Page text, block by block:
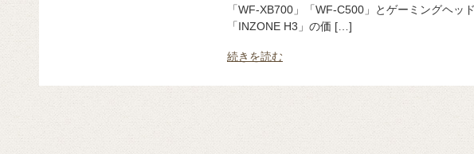
「WF-XB700」「WF-C500」とゲーミングヘッ
「INZONE H3」の価 […]
続きを読む